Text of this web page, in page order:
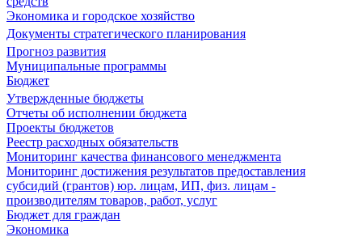
Экономика и городское хозяйство
Документы стратегического планирования
Прогноз развития
Муниципальные программы
Бюджет
Утвержденные бюджеты
Отчеты об исполнении бюджета
Проекты бюджетов
Реестр расходных обязательств
Мониторинг качества финансового менеджмента
Мониторинг достижения результатов предоставления
субсидий (грантов) юр. лицам, ИП, физ. лицам -
производителям товаров, работ, услуг
Бюджет для граждан
Экономика